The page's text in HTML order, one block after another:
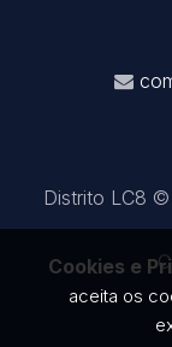
Distrito LC8
Cookies e
aceita os